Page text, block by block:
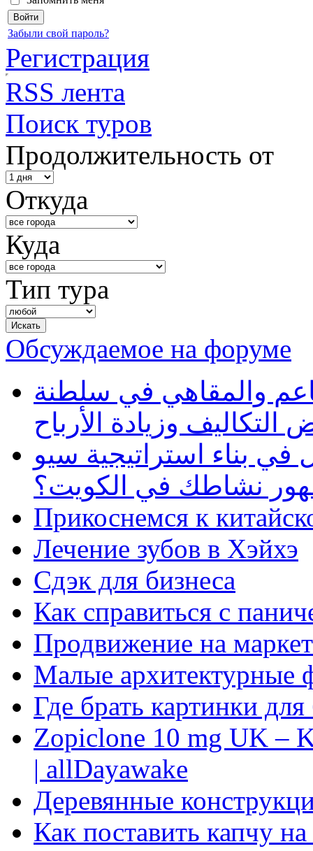
Забыли свой пароль?
Регистрация
RSS лента
Поиск туров
Продолжительность от
Откуда
Куда
Тип тура
Обсуждаемое на форуме
والمقاهي في سلطنة
وزيادة الأرباح
بناء استراتيجية سيو
نشاطك في الكويت؟
Прикоснемся к
Лечение зубов в Хэйхэ
Сдэк для бизнеса
Как справиться с
Продвижение на
Малые архитектурные
Где брать картинки
Zopiclone 10 mg UK –
| allDayawake
Деревянные
Как поставить капчу